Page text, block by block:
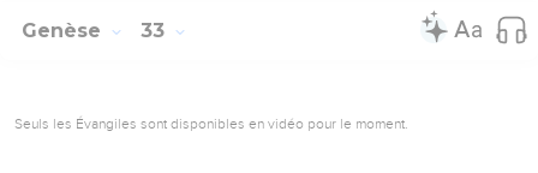
Genèse 33
Seuls les Évangiles sont disponibles en vidéo pour le moment.